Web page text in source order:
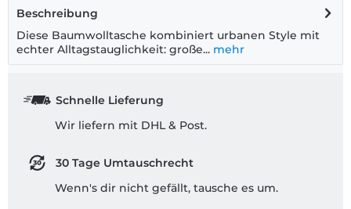
Beschreibung
Diese Baumwolltasche kombiniert urbanen Style mit
echter Alltagstauglichkeit: große... mehr
Schnelle Lieferung
Wir liefern mit DHL & Post.
30 Tage Umtauschrecht
Wenn's dir nicht gefällt, tausche es um.